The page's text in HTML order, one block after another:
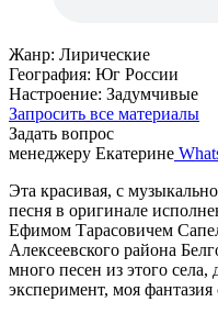
Жанр: Лирические
География: Юг России
Настроение: Задумчивые
Запросить все материалы
Задать вопрос
менеджеру Екатерине
Эта красивая, с
песня в оригинале
Ефимом Тарасовичем
Алексеевского района
много песен из этого села,
эксперимент, моя